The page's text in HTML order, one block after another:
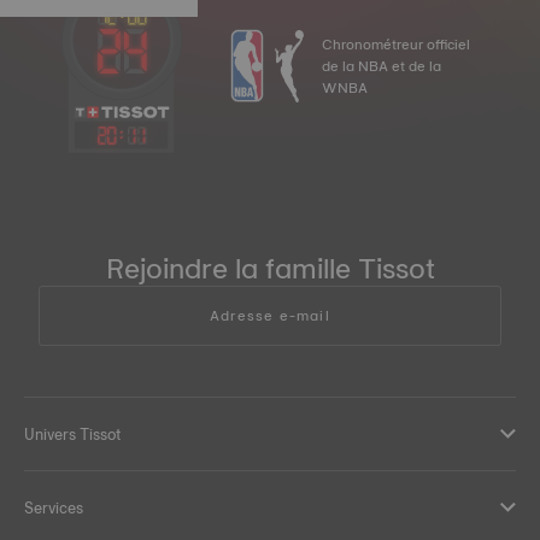
20: 11
Chronométreur officiel
de la NBA et de la
WNBA
Rejoindre la famille Tissot
Adresse e-mail
Univers Tissot
Services